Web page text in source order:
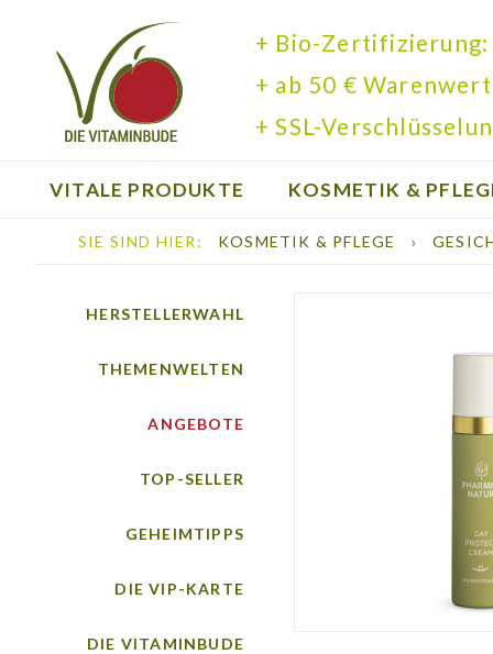
+ Bio-Zertifizierung:
+ ab 50 €
+ SSL-
VITALE PRODUKTE KOSMETIK &
BÜCHER
SIE SIND HIER: KOSMETIK & PFLEGE ›
HERSTELLERWAHL
THEMENWELTEN
ANGEBOTE
TOP-SELLER
GEHEIMTIPPS
DIE VIP-KARTE
DIE VITAMINBUDE